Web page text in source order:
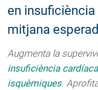
en
mitjana
Augmenta la
insuficiència cardíaca
isquèmiques.